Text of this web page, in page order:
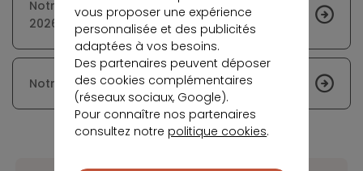
Notre analyse des taux immobiliers - Février
2026
Notre analyse des taux immobiliers - Avril 2026
vous proposer une expérience
personnalisée et des publicités
adaptées à vos besoins.
Des partenaires peuvent déposer
des cookies complémentaires
(réseaux sociaux, Google).
Pour connaître nos partenaires
consultez notre politique cookies.